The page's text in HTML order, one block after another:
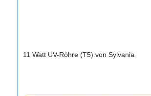
11 Watt UV-Röhre (T5) von Sylvania